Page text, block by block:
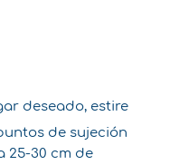
deseado, estire
de sujeción
25-30 cm de